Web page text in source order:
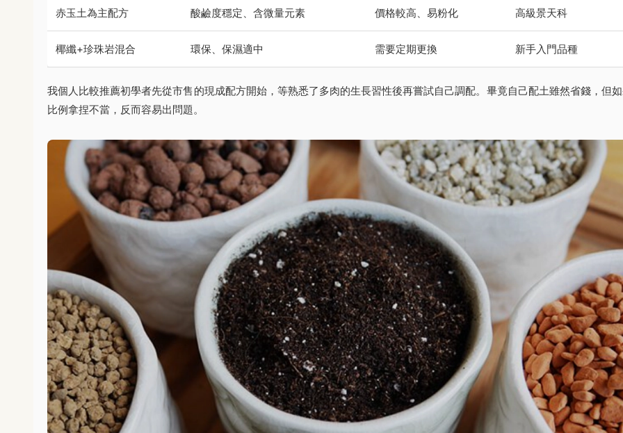
赤玉土為主配方 酸鹼度穩定、含微量元素 價格較高、易粉化 高級景天科
椰纖+珍珠岩混合 環保、保濕適中 需要定期更換 新手入門品種
我個人比較推薦初學者先從市售的現成配方開始，等熟悉了多肉的生長習性後再嘗試自己調配。畢竟自己配土雖然省錢，但
比例拿捏不當，反而容易出問題。